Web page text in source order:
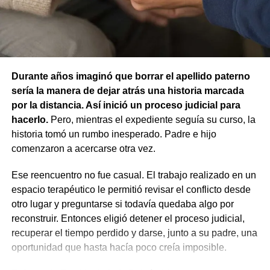
Ante emergencias, los vecinos pueden comunicarse con
Defensa Civil al 103 o al 4426376. Para consultas y
reclamos continúa habilitada la línea gratuita 0800-222-
9742, de lunes a viernes de 8 a 17.
La resolución también descartó la figura de custodia de
animales, ya que esa infracción solo se configura cuando
un animal causa lesiones a una persona por falta de
cuidados de su dueño. En este caso, el daño recayó
resultaba aplicable.
El fallo aclaró que el archivo de la causa
contravencional no impide que el dueño del perro
lesionado reclame por la vía civil una indemnización
por los daños que considere haber sufrido.
Durante años imaginó que borrar el apellido paterno
sería la manera de dejar atrás una historia marcada
por la distancia. Así inició un proceso judicial para
hacerlo.Pero, mientras el expediente seguía su curso, la
historia tomó un rumbo inesperado. Padre e hijo
comenzaron a acercarse otra vez.
Ese reencuentro no fue casual. El trabajo realizado en un
espacio terapéutico le permitió revisar el conflicto desde
otro lugar y preguntarse si todavía quedaba algo por
reconstruir. Entonces eligió detener el proceso judicial,
recuperar el tiempo perdido y darse, junto a su padre, una
oportunidad que hasta hacía poco creía imposible.